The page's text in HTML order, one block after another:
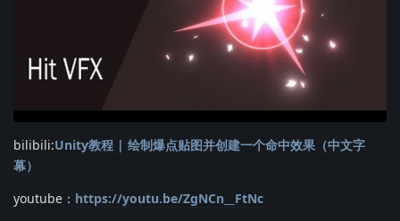
bilibili:Unity教程 | 绘制爆点贴图并创建一个命中效果（中文字
幕）
youtube： https://youtu.be/ZgNCn__FtNc